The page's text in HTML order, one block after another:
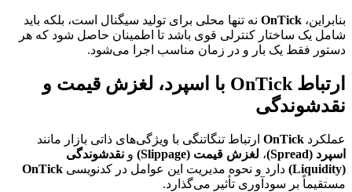
بنابراین، OnTick نه تنها محلی برای تولید سیگنال است، بلکه باید
شامل یک ساختار کنترلی قوی باشد تا اطمینان حاصل شود که هر
دستور فقط یک بار و در زمان مناسب اجرا می‌شود.
ارتباط OnTick با اسپرد، لغزش قیمت و
نقدشوندگی
عملکرد OnTick ارتباط تنگاتنگی با ویژگی‌های ذاتی بازار مانند
اسپرد (Spread)
، لغزش قیمت (Slippage) و نقدشوندگی
(Liquidity)
دارد و نحوه مدیریت این عوامل در کدنویسی OnTick
مستقیماً بر سودآوری تأثیر می‌گذارد.